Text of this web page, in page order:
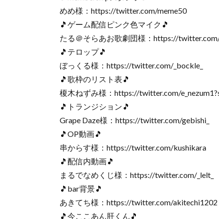
めめ様：https://twitter.com/meme50
🎵ゲーム配信ピンク色マイク🎵
たる＠そらあお歌劇団様：https://
🎵テロップ🎵
ぼっくる様：https://twitter.com/_bockle_
🎵歌枠のリスト表🎵
榎木ねずみ様：https://twitter.com/
🎵トランジション🎵
Grape Daze様：https://twitter.com/gebishi_
🎵OP動画🎵
串からす様：https://twitter.com/kushikara
🎵配信内動画🎵
まるでなめくじ様：https://twitter.com/_lelt_
🎵bar背景🎵
あきてち様：https://twitter.com/akitechi1202
🎵今ここあん肝くん🎵